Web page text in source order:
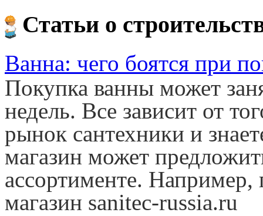
Статьи о
Ванна: чего боятся при
Покупка ванны может
недель. Все зависит от
рынок сантехники и
магазин может
ассортименте.
магазин sanitec-russia.ru